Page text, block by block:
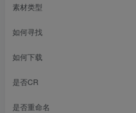
素材类型
如何寻找
如何下载
是否CR
是否重命名